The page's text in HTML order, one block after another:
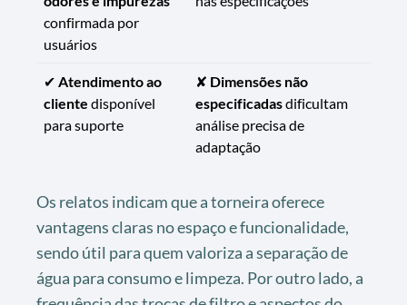
confirmada por
usuários
✔ Atendimento ao
cliente disponível
para suporte
✘ Dimensões não
especificadasdificultam
análise precisa de
adaptação
Os relatos indicam que a torneira oferece
vantagens claras no espaço e funcionalidade,
sendo útil para quem valoriza a separação de
água para consumo e limpeza. Por outro lado, a